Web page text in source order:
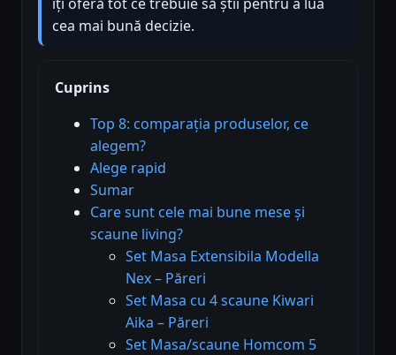
cea mai bună decizie.
Cuprins
Top 8: comparația produselor, ce
alegem?
Alege rapid
Sumar
Care sunt cele mai bune mese și
scaune living?
Set Masa Extensibila Modella
Nex – Păreri
Set Masa cu 4 scaune Kiwari
Aika – Păreri
Set Masa/scaune Homcom 5